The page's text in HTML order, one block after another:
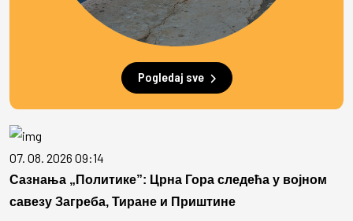
Pogledaj sve
07. 08. 2026 09:14
Сазнања „Политике”: Црна Гора следећа у војном
савезу Загреба, Тиране и Приштине